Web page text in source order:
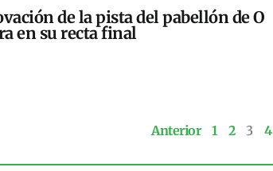
de la pista del pabellón de O
en su recta final
Anterior 1 2 3 4